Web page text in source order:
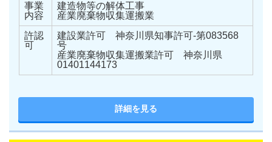
事業
内容
建造物等の解体工事
産業廃棄物収集運搬業
許認
可
建設業許可 神奈川県知事許可-第083568
号
産業廃棄物収集運搬業許可 神奈川県
01401144173
詳細を見る